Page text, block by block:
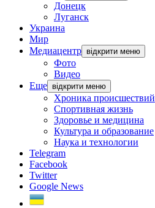
Донецк
Луганск
Украина
Мир
Медиацентр відкрити меню
Фото
Видео
Еще відкрити меню
Хроника происшествий
Спортивная жизнь
Здоровье и медицина
Культура и образование
Наука и технологии
Telegram
Facebook
Twitter
Google News